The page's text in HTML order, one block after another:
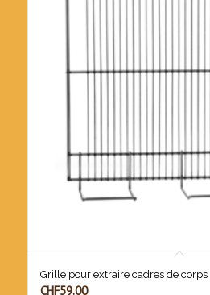
Grille pour extraire cadres de
CHF59.00